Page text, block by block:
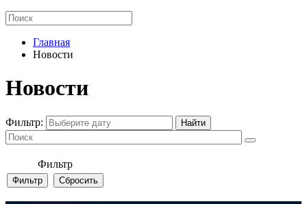
Главная
Новости
Новости
Фильтр:
Фильтр